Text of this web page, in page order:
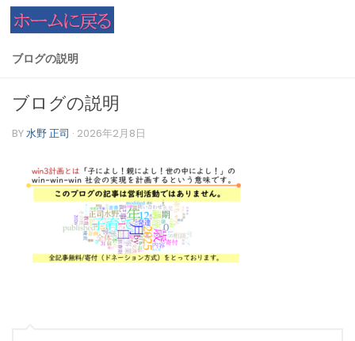
コンテンツへスキップ
ブログの説明
ブログの説明
BY水野 正司 · 2026年2月8日